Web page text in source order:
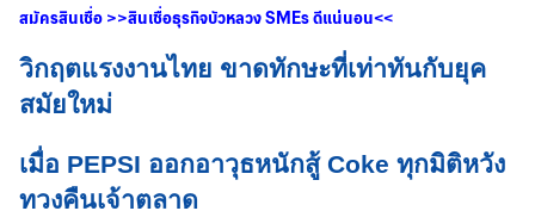
สมัครสินเชื่อ >>สินเชื่อธุรกิจบัวหลวงSMEsดีแน่นอน<<
วิกฤตแรงงานไทย ขาดทักษะที่เท่าทันกับยุค
สมัยใหม่
เมื่อ PEPSI ออกอาวุธหนักสู้ Coke ทุกมิติหวัง
ทวงคืนเจ้าตลาด